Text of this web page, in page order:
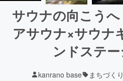
サウナの向こう
アサウナ×サウナ
ンドステー
kanrano base まちづく